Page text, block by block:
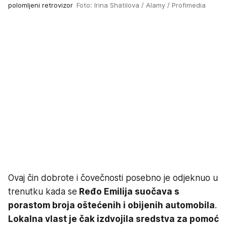
polomljeni retrovizor Foto: Irina Shatilova / Alamy / Profimedia
Ovaj čin dobrote i čovečnosti posebno je odjeknuo u
trenutku kada se Ređo Emilija suočava s
porastom broja oštećenih i obijenih automobila.
Lokalna vlast je čak izdvojila sredstva za pomoć